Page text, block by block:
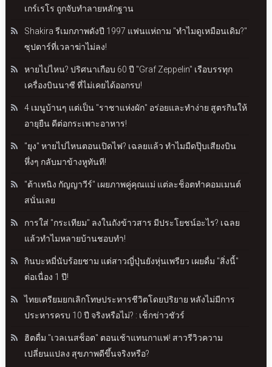
เกร์เรโร ถูกจับทำลายหลักฐาน
Shakira รีเมกภาพดังปี 1997 แฟนแห่ถาม "ทำไมดูเหมือนเดิม?"
ซุปตาร์ที่เวลาฆ่าไม่ลง!
หายไปไหน? ปริศนาเกือบ 60 ปี "Graf Zeppelin" เรือบรรทุก
เครื่องบินนาซี ที่ไม่เคยได้ออกรบ!
4 เมนูบ้านๆ แต่เป็น "ราชาแห่งผัก" อร่อยและทำง่าย สูตรกินให้
อายุยืน ดีต่อกระเพาะอาหาร!
"ยุง" หายไปไหนตอนเปิดไฟ? เฉลยแล้ว ทำไมมืดปุ๊บเสียงบิน
หึ่งๆ กลับมาข้างหูทันที!
"ต้าเหนิง กัญญาวีร์" เผยภาพคู่คุณแม่ แต่ละช็อตทำคอมเมนต์
สนั่นเลย
การใส่ "กระเทียม" ลงในถังข้าวสาร มีประโยชน์อะไร? เฉลย
แล้วทำไมหลายบ้านชอบทำ!
กินบะหมี่นับร้อยชาม แต่สาวญี่ปุ่นยังหุ่นเพรียว เผยดื่ม "สิ่งนี้"
ต่อเนื่อง 1 ปี!
ไทยเตรียมยกเลิกโทษประหารชีวิตโดยปริยาย หลังไม่มีการ
ประหารครบ 10 ปี จริงหรือไม่? : เช็กข่าวชัวร์
ฮิตดื่ม "เวลเนสช็อต" ตอนเช้าแทนกาแฟ! สาวรีวิวความ
เปลี่ยนแปลง สุขภาพดีขึ้นจริงหรือ?